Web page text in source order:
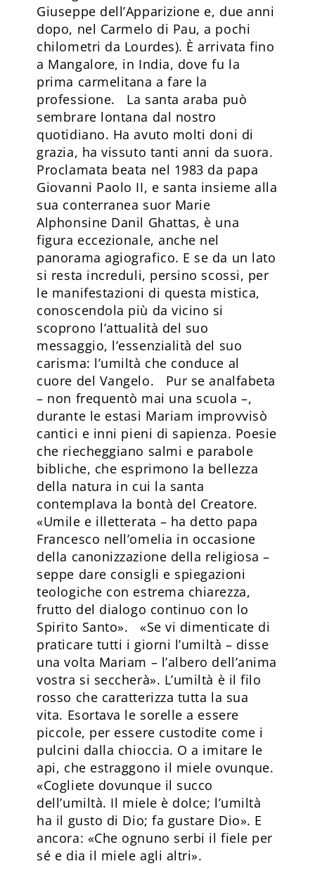
Giuseppe dell’Apparizione e, due anni
dopo, nel Carmelo di Pau, a pochi
chilometri da Lourdes). È arrivata fino
a Mangalore, in India, dove fu la
prima carmelitana a fare la
professione. La santa araba può
sembrare lontana dal nostro
quotidiano. Ha avuto molti doni di
grazia, ha vissuto tanti anni da suora.
Proclamata beata nel 1983 da papa
Giovanni Paolo II, e santa insieme alla
sua conterranea suor Marie
Alphonsine Danil Ghattas, è una
figura eccezionale, anche nel
panorama agiografico. E se da un lato
si resta increduli, persino scossi, per
le manifestazioni di questa mistica,
conoscendola più da vicino si
scoprono l’attualità del suo
messaggio, l’essenzialità del suo
carisma: l’umiltà che conduce al
cuore del Vangelo. Pur se analfabeta
– non frequentò mai una scuola –,
durante le estasi Mariam improvvisò
cantici e inni pieni di sapienza. Poesie
che riecheggiano salmi e parabole
bibliche, che esprimono la bellezza
della natura in cui la santa
contemplava la bontà del Creatore.
«Umile e illetterata – ha detto papa
Francesco nell’omelia in occasione
della canonizzazione della religiosa –
seppe dare consigli e spiegazioni
teologiche con estrema chiarezza,
frutto del dialogo continuo con lo
Spirito Santo». «Se vi dimenticate di
praticare tutti i giorni l’umiltà – disse
una volta Mariam – l’albero dell’anima
vostra si seccherà». L’umiltà è il filo
rosso che caratterizza tutta la sua
vita. Esortava le sorelle a essere
piccole, per essere custodite come i
pulcini dalla chioccia. O a imitare le
api, che estraggono il miele ovunque.
«Cogliete dovunque il succo
dell’umiltà. Il miele è dolce; l’umiltà
ha il gusto di Dio; fa gustare Dio». E
ancora: «Che ognuno serbi il fiele per
sé e dia il miele agli altri».